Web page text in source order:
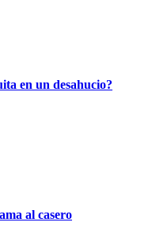
en un desahucio?
al casero